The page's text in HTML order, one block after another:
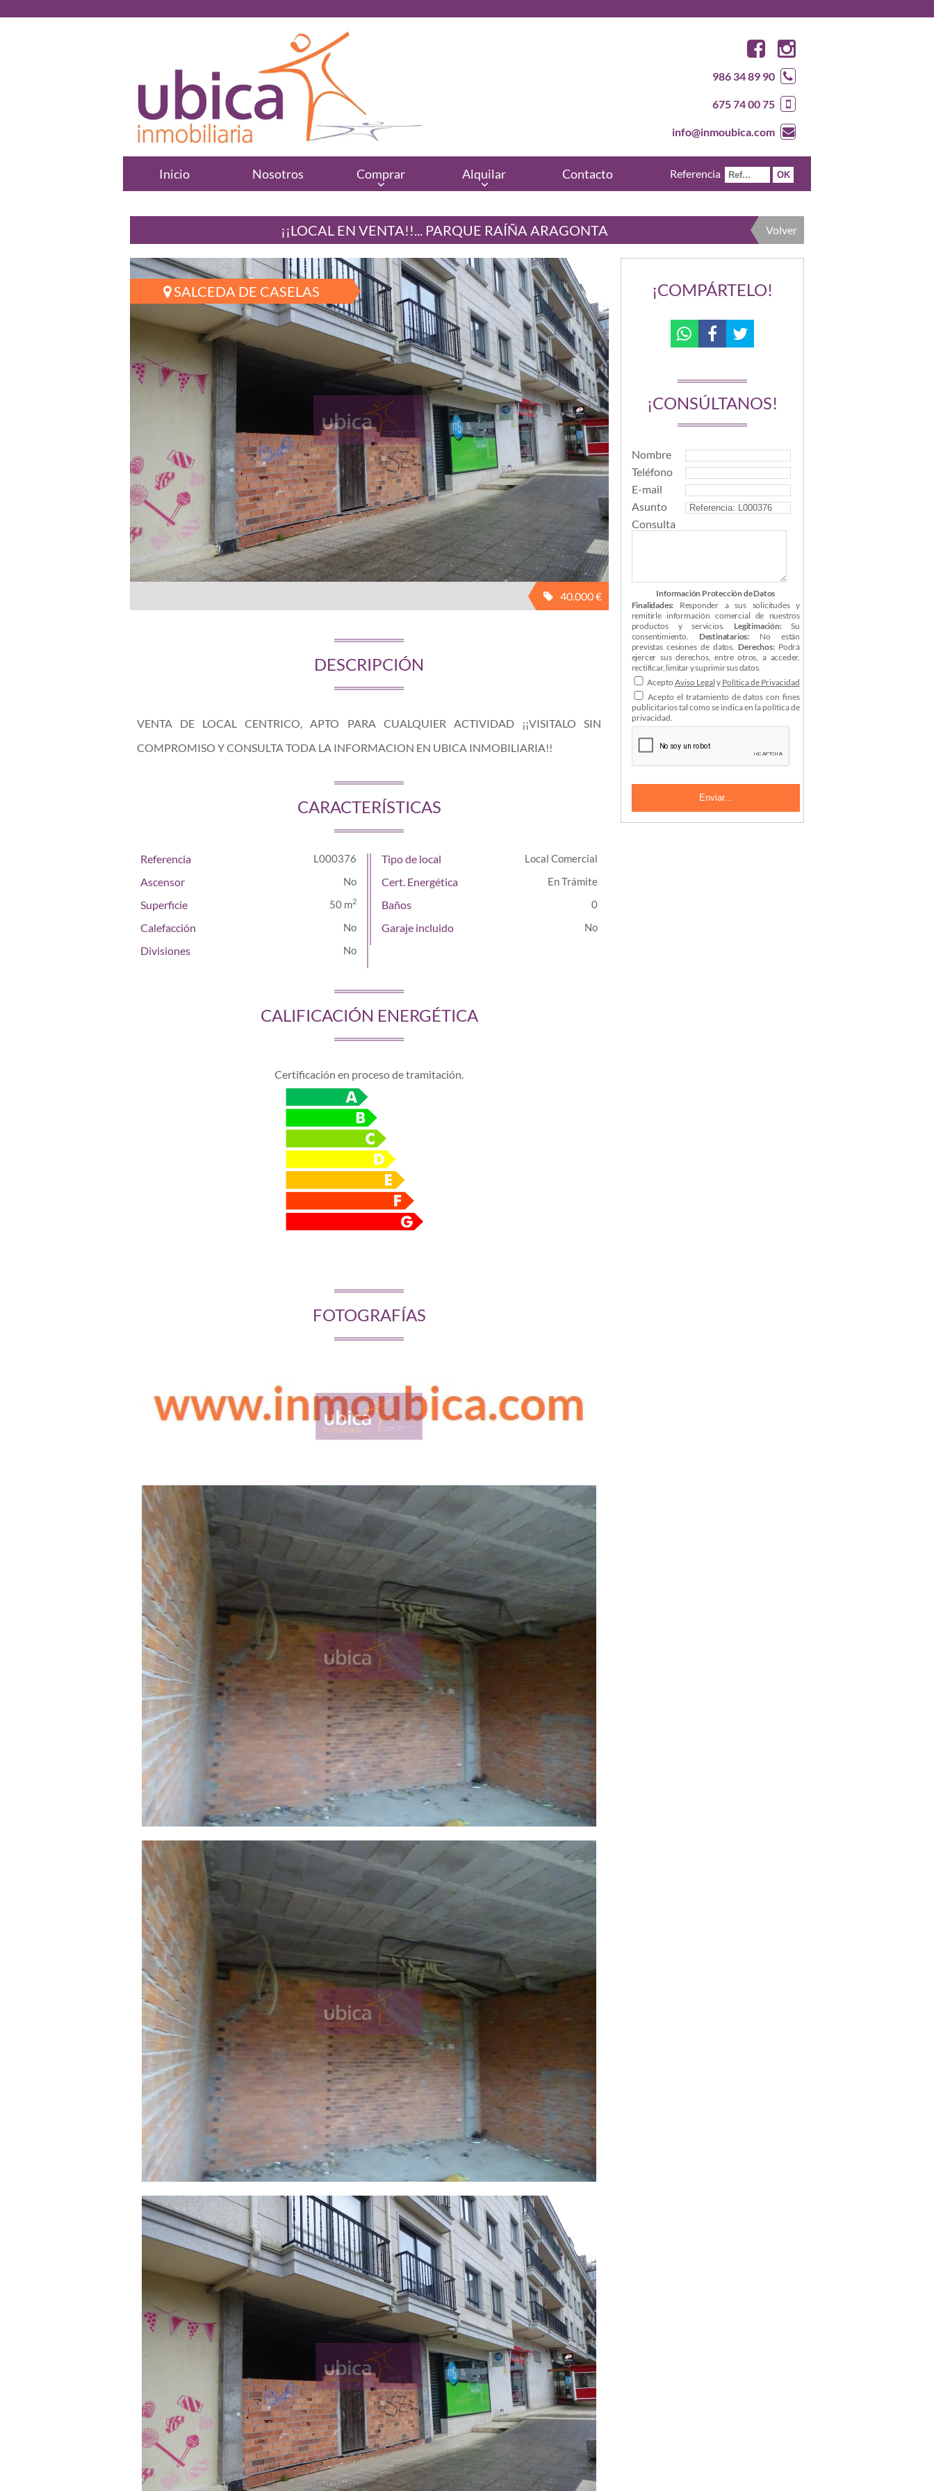
986 34 89 90
675 74 00 75
info@inmoubica.com
Inicio Nosotros Comprar Alquilar Contacto Referencia
¡¡LOCAL EN VENTA!!... PARQUE RAÍÑA ARAGONTA Volver
SALCEDA DE CASELAS
40.000 €
DESCRIPCIÓN
VENTA DE LOCAL CENTRICO, APTO PARA CUALQUIER ACTIVIDAD ¡¡VISITALO SIN
COMPROMISO Y CONSULTA TODA LA INFORMACION EN UBICA INMOBILIARIA!!
CARACTERÍSTICAS
Referencia L000376 Tipo de local Local Comercial
Ascensor Cert. Energética En Trámite
Superficie 50 m2 Baños 0
Calefacción
Garaje incluido
Divisiones
CALIFICACIÓN ENERGÉTICA
Certificación en proceso de tramitación.
FOTOGRAFÍAS
¡COMPÁRTELO!
¡CONSÚLTANOS!
Nombre
Teléfono
E-mail
Asunto
Consulta
Información Protección de Datos
Finalidades: Responder a sus solicitudes y
remitirle información comercial de nuestros
productos y servicios. Legitimación:Su
consentimiento. Destinatarios:No están
previstas cesiones de datos. Derechos:Podrá
ejercer sus derechos, entre otros, a acceder,
rectificar, limitar y suprimir sus datos.
Acepto Aviso Legal y Política de Privacidad
Acepto el tratamiento de datos con fines
publicitarios tal como se indica en la política de
privacidad.